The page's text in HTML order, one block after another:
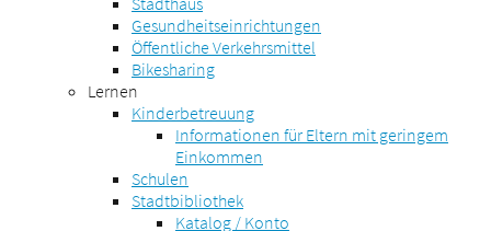
Gesundheitseinrichtungen
Öffentliche Verkehrsmittel
Bikesharing
Lernen
Kinderbetreuung
Informationen für Eltern mit geringem
Einkommen
Schulen
Stadtbibliothek
Katalog / Konto